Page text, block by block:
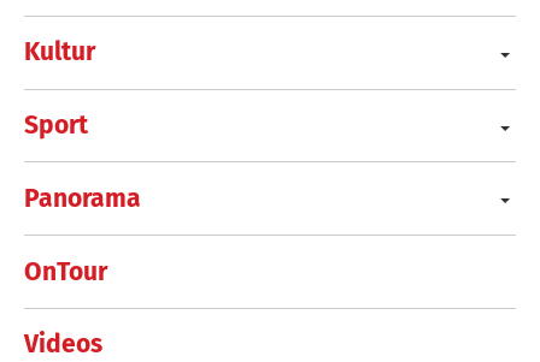
Kultur
Sport
Panorama
OnTour
Videos